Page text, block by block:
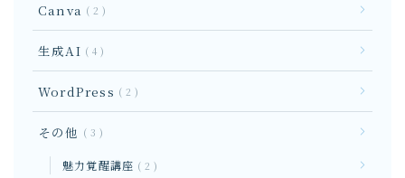
Canva 2
生成AI 4
WordPress 2
その他 3
魅力覚醒講座 2